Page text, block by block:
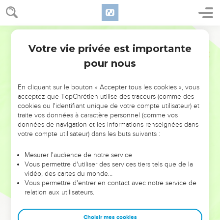
NE MANQUEZ PAS L’ÉVÉNEMENT
DE L’ANNÉE !
ET SI LEURS ERREURS POUVAIENT VOUS ÉVITER LES
VOTRES ?
leur foi ou leur vision. Mais on voit moins les doutes, les erreurs
et les saisons difficiles qu'ils ont traversés, alors même que ce
sont elles qui les ont façonnés.
Dans cette conférence, leaders, entrepreneurs, et responsables
clés pour avancer avec plus de sagesse afin que leurs erreurs
Votre vie privée est importante
pour nous
En cliquant sur le bouton « Accepter tous les cookies », vous
acceptez que TopChrétien utilise des traceurs (comme des
cookies ou l'identifiant unique de votre compte utilisateur) et
traite vos données à caractère personnel (comme vos
données de navigation et les informations renseignées dans
votre compte utilisateur) dans les buts suivants :
Mesurer l'audience de notre service
Vous permettre d'utiliser des services tiers tels que de la
vidéo, des cartes du monde…
Vous permettre d'entrer en contact avec notre service de
relation aux utilisateurs.
Choisir mes cookies